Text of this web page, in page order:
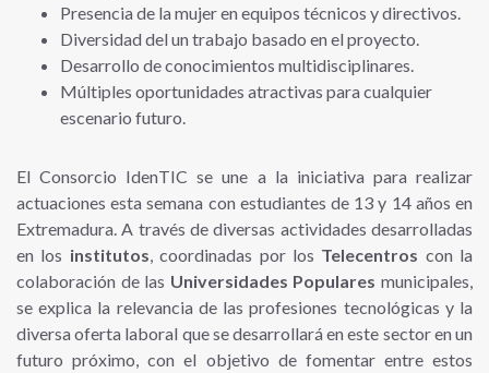
Presencia de la mujer en equipos técnicos y directivos.
Diversidad del un trabajo basado en el proyecto.
Desarrollo de conocimientos multidisciplinares.
Múltiples oportunidades atractivas para cualquier
escenario futuro.
El Consorcio IdenTIC se une a la iniciativa para realizar
actuaciones esta semana con estudiantes de 13 y 14 años en
Extremadura. A través de diversas actividades desarrolladas
en los institutos, coordinadas por los Telecentros con la
colaboración de las Universidades Populares municipales,
se explica la relevancia de las profesiones tecnológicas y la
diversa oferta laboral que se desarrollará en este sector en un
futuro próximo, con el objetivo de fomentar entre estos